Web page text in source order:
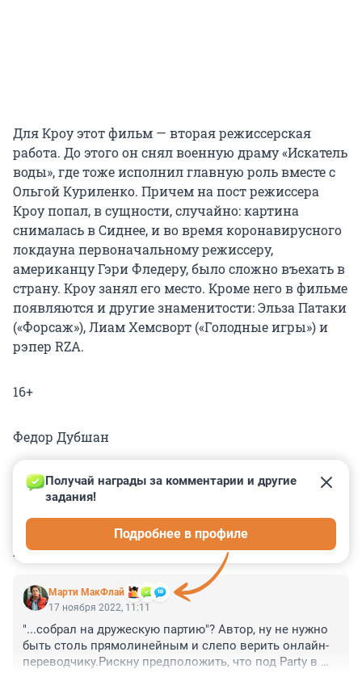
Для Кроу этот фильм — вторая режиссерская
работа. До этого он снял военную драму «Искатель
воды», где тоже исполнил главную роль вместе с
Ольгой Куриленко. Причем на пост режиссера
Кроу попал, в сущности, случайно: картина
снималась в Сиднее, и во время коронавирусного
локдауна первоначальному режиссеру,
американцу Гэри Фледеру, было сложно въехать в
страну. Кроу занял его место. Кроме него в фильме
появляются и другие знаменитости: Эльза Патаки
(«Форсаж»), Лиам Хемсворт («Голодные игры») и
рэпер RZA.
16+
Федор Дубшан
КОММЕНТАРИИ 1
Марти МакФлай
Получай награды за комментарии и другие
задания!
Подробнее в профиле
17 ноября 2022, 11:11
"...собрал на дружескую партию"? Автор, ну не нужно
быть столь прямолинейным и слепо верить онлайн-
переводчику.Рискну предположить, что под Party в